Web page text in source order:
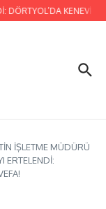
KENEVİR
İŞLETME MÜDÜRÜ
ERTELENDİ: